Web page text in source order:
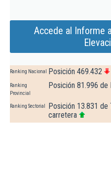
Accede al Informe
Ranking Nacional Posición 469.432
Ranking
Provincial
Posición 81.996 de
Ranking Sectorial
Posición 13.831
carretera